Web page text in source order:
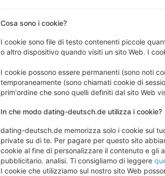
Cosa sono i cookie?
I cookie sono file di testo contenenti piccole
o altro dispositivo quando visiti un sito Web. I
I cookie possono essere permanenti (sono noti
temporaneamente (sono chiamati cookie di
prim'ordine che sono quelli definiti dal sito Web
In che modo dating-deutsch.de utilizza i cookie?
dating-deutsch.de memorizza solo i cookie sul
private su di te. Per pagare per questo sito
cookie al fine di personalizzare il contenuto e gli
pubblicitario. analisi. Ti consigliamo di leggere
I cookie che utilizziamo sul nostro sito Web